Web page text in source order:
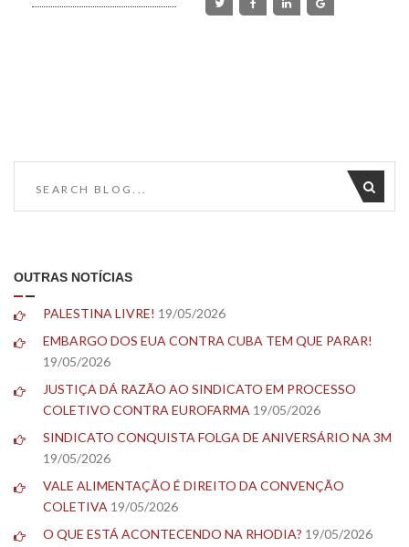
OUTRAS NOTÍCIAS
PALESTINA LIVRE! 19/05/2026
EMBARGO DOS EUA CONTRA CUBA TEM QUE PARAR!
19/05/2026
JUSTIÇA DÁ RAZÃO AO SINDICATO EM PROCESSO
COLETIVO CONTRA EUROFARMA 19/05/2026
SINDICATO CONQUISTA FOLGA DE ANIVERSÁRIO NA 3M
19/05/2026
VALE ALIMENTAÇÃO É DIREITO DA CONVENÇÃO
COLETIVA 19/05/2026
O QUE ESTÁ ACONTECENDO NA RHODIA? 19/05/2026